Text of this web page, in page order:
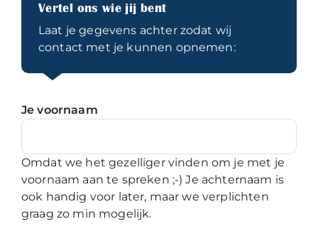
Vertel ons wie jij bent
Laat je gegevens achter zodat wij
contact met je kunnen opnemen:
Je voornaam
Omdat we het gezelliger vinden om je met je
voornaam aan te spreken ;-) Je achternaam is
ook handig voor later, maar we verplichten
graag zo min mogelijk.